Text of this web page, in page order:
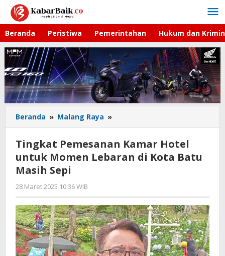
Lewati
konten
Beranda Peristiwa Pemerintahan Hukum dan
Beranda » Malang Raya »
Pemesanan
Hotel
untuk
Batu
Masih
Sepi
Tingkat Pemesanan Kamar Hotel
untuk Momen Lebaran di Kota Batu
Masih Sepi
28 Maret 2025 10:36 WIB
Faisal